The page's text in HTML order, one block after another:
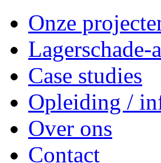
Onze
Lagerschade-
Case studies
Opleiding /
Over ons
Contact